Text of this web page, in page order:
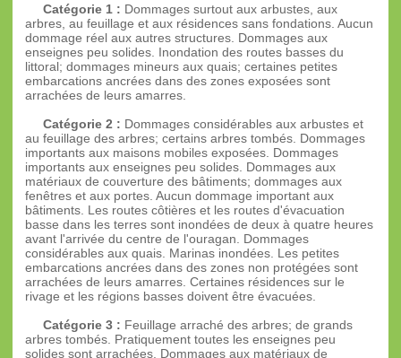
Catégorie 1 : Dommages surtout aux arbustes, aux
arbres, au feuillage et aux résidences sans fondations. Aucun
dommage réel aux autres structures. Dommages aux
enseignes peu solides. Inondation des routes basses du
littoral; dommages mineurs aux quais; certaines petites
embarcations ancrées dans des zones exposées sont
arrachées de leurs amarres.
Catégorie 2 : Dommages considérables aux arbustes et
au feuillage des arbres; certains arbres tombés. Dommages
importants aux maisons mobiles exposées. Dommages
importants aux enseignes peu solides. Dommages aux
matériaux de couverture des bâtiments; dommages aux
fenêtres et aux portes. Aucun dommage important aux
bâtiments. Les routes côtières et les routes d'évacuation
basse dans les terres sont inondées de deux à quatre heures
avant l'arrivée du centre de l'ouragan. Dommages
considérables aux quais. Marinas inondées. Les petites
embarcations ancrées dans des zones non protégées sont
arrachées de leurs amarres. Certaines résidences sur le
rivage et les régions basses doivent être évacuées.
Catégorie 3 : Feuillage arraché des arbres; de grands
arbres tombés. Pratiquement toutes les enseignes peu
solides sont arrachées. Dommages aux matériaux de